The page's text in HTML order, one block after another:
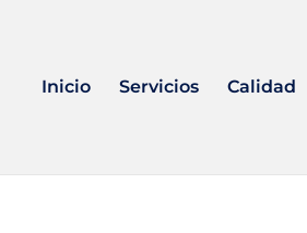
Inicio Servicios Calidad